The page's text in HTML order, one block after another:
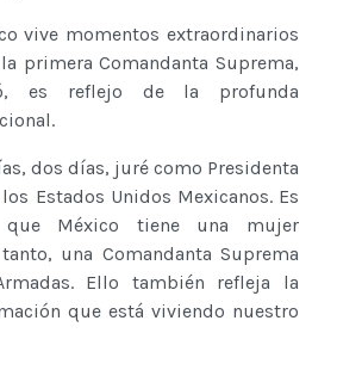
vive momentos extraordinarios
primera Comandanta Suprema,
es reflejo de la profunda
dos días, juré como Presidenta
Estados Unidos Mexicanos. Es
México tiene una mujer
una Comandanta Suprema
Ello también refleja la
que está viviendo nuestro